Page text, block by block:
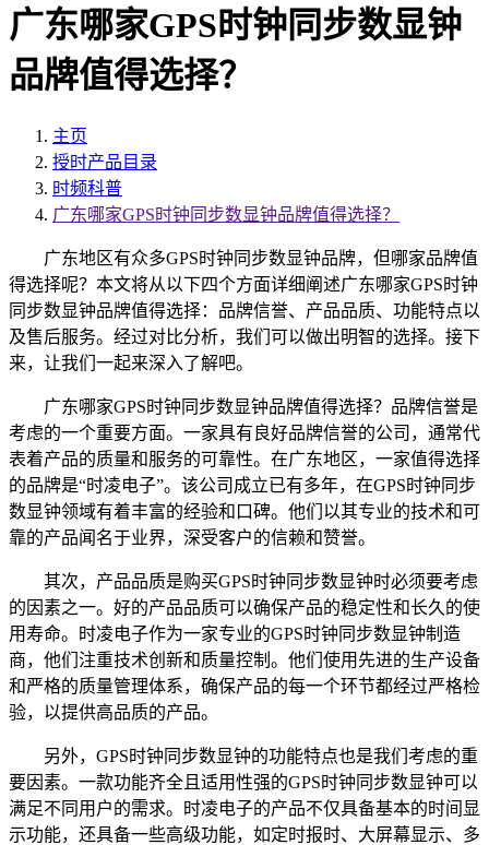
广东哪家GPS时钟同步数显钟
品牌值得选择？
主页
授时产品目录
时频科普
广东哪家GPS时钟同步数显钟品牌值得选择？
广东地区有众多GPS时钟同步数显钟品牌，但哪家品牌值
得选择呢？本文将从以下四个方面详细阐述广东哪家GPS时钟
同步数显钟品牌值得选择：品牌信誉、产品品质、功能特点以
及售后服务。经过对比分析，我们可以做出明智的选择。接下
来，让我们一起来深入了解吧。
广东哪家GPS时钟同步数显钟品牌值得选择？品牌信誉是
考虑的一个重要方面。一家具有良好品牌信誉的公司，通常代
表着产品的质量和服务的可靠性。在广东地区，一家值得选择
的品牌是“时凌电子”。该公司成立已有多年，在GPS时钟同步
数显钟领域有着丰富的经验和口碑。他们以其专业的技术和可
靠的产品闻名于业界，深受客户的信赖和赞誉。
其次，产品品质是购买GPS时钟同步数显钟时必须要考虑
的因素之一。好的产品品质可以确保产品的稳定性和长久的使
用寿命。时凌电子作为一家专业的GPS时钟同步数显钟制造
商，他们注重技术创新和质量控制。他们使用先进的生产设备
和严格的质量管理体系，确保产品的每一个环节都经过严格检
验，以提供高品质的产品。
另外，GPS时钟同步数显钟的功能特点也是我们考虑的重
要因素。一款功能齐全且适用性强的GPS时钟同步数显钟可以
满足不同用户的需求。时凌电子的产品不仅具备基本的时间显
示功能，还具备一些高级功能，如定时报时、大屏幕显示、多